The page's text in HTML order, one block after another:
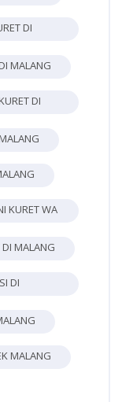
DI
MALANG
DI
KURET WA
MALANG
DI
MALANG